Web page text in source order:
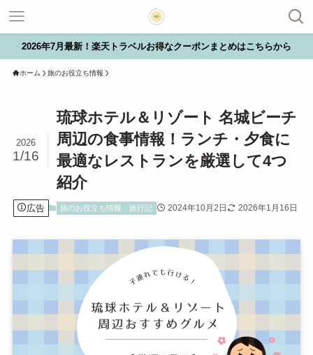
2026年7月最新！楽天トラベルお得なクーポンまとめはこちらから
ホーム 旅のお役立ち情報
琉球ホテル＆リゾート 名城ビーチ
周辺の食事情報！ランチ・夕食に
最適なレストランを厳選して4つ
紹介
2026
1/16
広告 旅のお役立ち情報 旅行記 2024年10月2日 2026年1月16日